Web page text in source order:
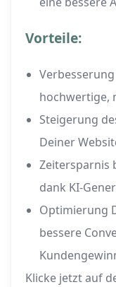
Vorteile:
hochwertige,
Steigerung
Deiner
Zeitersparnis
dank KI-
Optimierung
bessere
Klicke jetzt auf